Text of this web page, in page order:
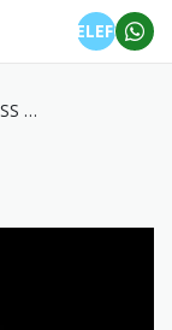
TELEFONE
T-CROSS 1.0 200 TSI Sense